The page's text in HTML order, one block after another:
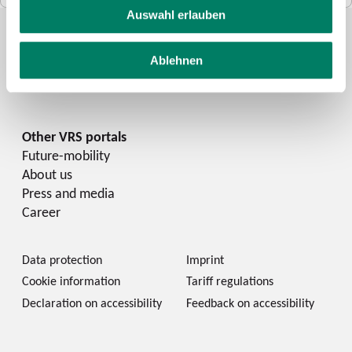
Auswahl erlauben
Ablehnen
Future-mobility
About us
Press and media
Career
Data protection
Imprint
Cookie information
Tariff regulations
Declaration on accessibility
Feedback on accessibility